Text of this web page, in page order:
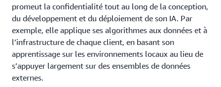
promeut la confidentialité tout au long de la conception,
du développement et du déploiement de son IA. Par
exemple, elle applique ses algorithmes aux données et à
l’infrastructure de chaque client, en basant son
apprentissage sur les environnements locaux au lieu de
s’appuyer largement sur des ensembles de données
externes.